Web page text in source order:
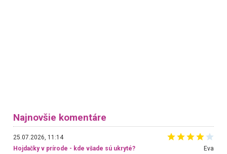
Najnovšie komentáre
25.07.2026, 11:14
Hojdačky v prírode - kde všade sú ukryté?
Eva